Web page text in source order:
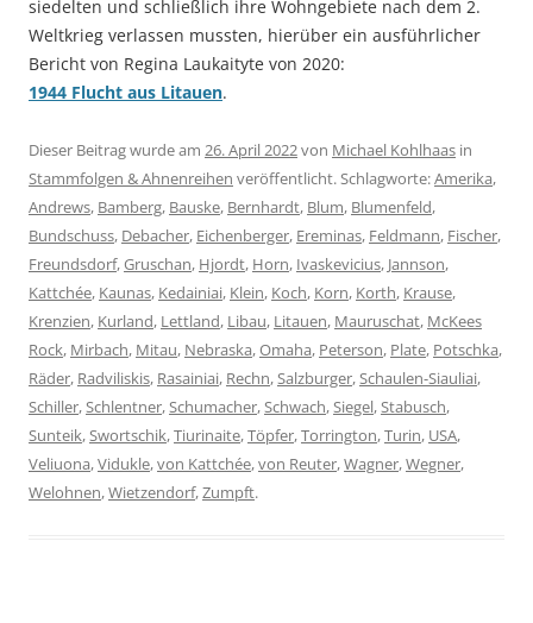
siedelten und schließlich ihre Wohngebiete nach dem 2.
Weltkrieg verlassen mussten, hierüber ein ausführlicher
Bericht von Regina Laukaityte von 2020:
1944 Flucht aus Litauen.
Dieser Beitrag wurde am 26. April 2022von Michael Kohlhaas in
Stammfolgen & Ahnenreihen veröffentlicht. Schlagworte:Amerika,
Andrews, Bamberg, Bauske, Bernhardt, Blum, Blumenfeld,
Bundschuss, Debacher, Eichenberger, Ereminas, Feldmann, Fischer,
Freundsdorf,Gruschan, Hjordt, Horn, Ivaskevicius, Jannson,
Kattchée, Kaunas, Kedainiai, Klein, Koch, Korn, Korth, Krause,
Krenzien, Kurland, Lettland, Libau, Litauen, Mauruschat, McKees
Rock, Mirbach, Mitau, Nebraska,Omaha, Peterson, Plate, Potschka,
Räder, Radviliskis, Rasainiai, Rechn,Salzburger,Schaulen-Siauliai,
Schiller,Schlentner,Schumacher,Schwach,Siegel,Stabusch,
Sunteik,Swortschik,Tiurinaite,Töpfer,Torrington,Turin, USA,
Veliuona,Vidukle,von Kattchée,von Reuter,Wagner,Wegner,
Welohnen,Wietzendorf,Zumpft.